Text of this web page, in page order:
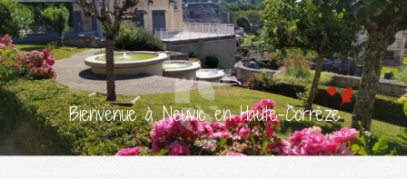
Bienvenue à Neuvic en Haute-Corrèze